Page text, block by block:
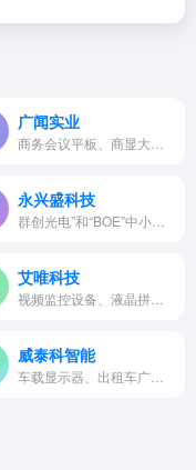
广闻实业
永兴盛科技
艾唯科技
威泰科智能